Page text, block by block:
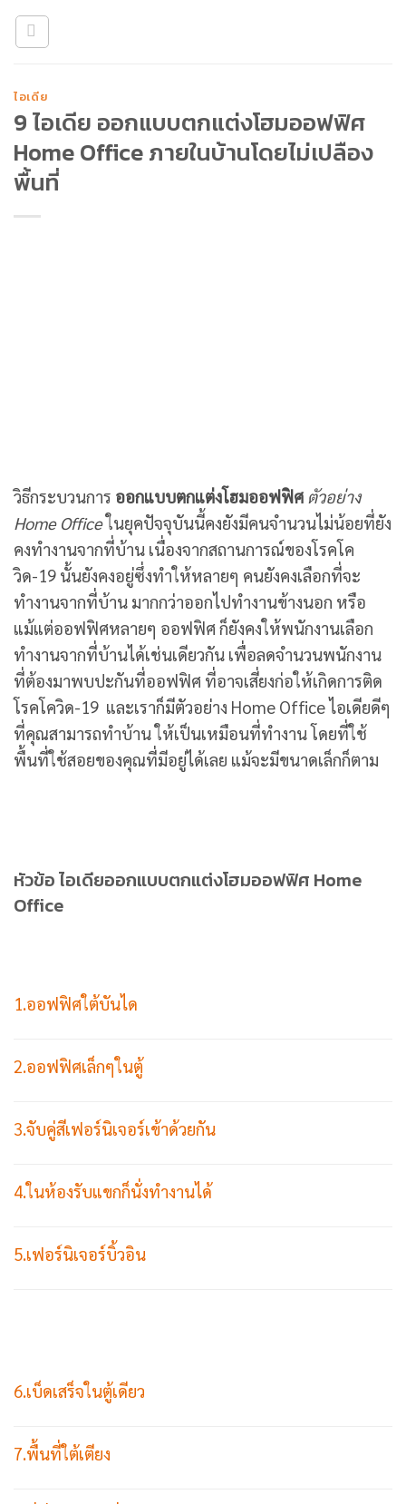
Skip
ไอเดีย
9 ไอเดีย ออกแบบตกแต่งโฮมออฟฟิศ
Home Office ภายในบ้านโดยไม่เปลือง
พื้นที่
วิธีกระบวนการ ออกแบบตกแต่งโฮมออฟฟิศ ตัวอย่าง
Home Officeในยุคปัจจุบันนี้คงยังมีคนจำนวนไม่น้อยที่ยัง
คงทำงานจากที่บ้าน เนื่องจากสถานการณ์ของโรคโค
วิด-19 นั้นยังคงอยู่ซึ่งทำให้หลายๆ คนยังคงเลือกที่จะ
ทำงานจากที่บ้าน มากกว่าออกไปทำงานข้างนอก หรือ
แม้แต่ออฟฟิศหลายๆ ออฟฟิศ ก็ยังคงให้พนักงานเลือก
ทำงานจากที่บ้านได้เช่นเดียวกัน เพื่อลดจำนวนพนักงาน
ที่ต้องมาพบปะกันที่ออฟฟิศ ที่อาจเสี่ยงก่อให้เกิดการติด
โรคโควิด-19 และเราก็มีตัวอย่าง Home Office ไอเดียดีๆ
ที่คุณสามารถทำบ้าน ให้เป็นเหมือนที่ทำงาน โดยที่ใช้
พื้นที่ใช้สอยของคุณที่มีอยู่ได้เลย แม้จะมีขนาดเล็กก็ตาม
หัวข้อ ไอเดียออกแบบตกแต่งโฮมออฟฟิศ Home
Office
1.ออฟฟิศใต้บันได
2.ออฟฟิศเล็กๆในตู้
3.จับคู่สีเฟอร์นิเจอร์เข้าด้วยกัน
4.ในห้องรับแขกก็นั่งทำงานได้
5.เฟอร์นิเจอร์บิ้วอิน
6.เบ็ดเสร็จในตู้เดียว
7.พื้นที่ใต้เตียง